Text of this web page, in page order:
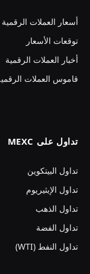
أسعار العملات الرقمية
توقعات الأسعار
أخبار العملات الرقمية
قاموس العملات
تداول على MEXC
تداول البيتكوين
تداول الإيثيريوم
تداول الذهب
تداول الفضة
تداول النفط (WTI)